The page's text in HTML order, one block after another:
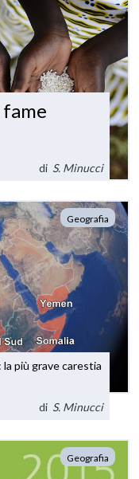
fame
di S. Minucci
Geografia
la più grave carestia
di S. Minucci
Geografia